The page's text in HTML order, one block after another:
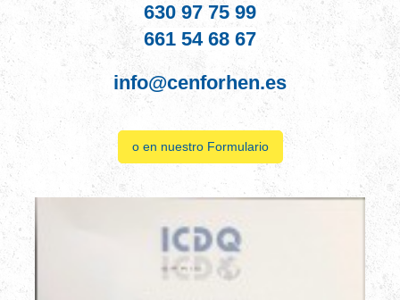
630 97 75 99
661 54 68 67
info@cenforhen.es
o en nuestro Formulario